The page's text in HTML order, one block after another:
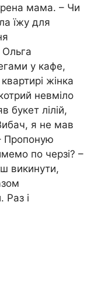
мама. – Чи
їжу для
Ольга
у кафе,
жінка
невміло
букет лілій,
я не мав
Пропоную
по черзі? –
викинути,
Раз і